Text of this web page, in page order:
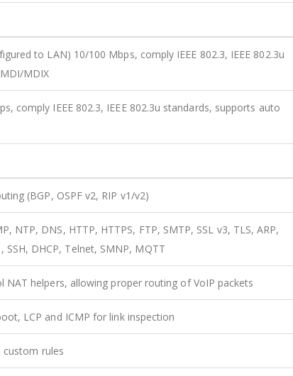
to LAN) 10/100 Mbps, comply IEEE 802.3, IEEE 802.3u
MDIX
comply IEEE 802.3, IEEE 802.3u standards, supports auto
(BGP, OSPF v2, RIP v1/v2)
NTP, DNS, HTTP, HTTPS, FTP, SMTP, SSL v3, TLS, ARP,
SSH, DHCP, Telnet, SMNP, MQTT
NAT helpers, allowing proper routing of VoIP packets
LCP and ICMP for link inspection
rules